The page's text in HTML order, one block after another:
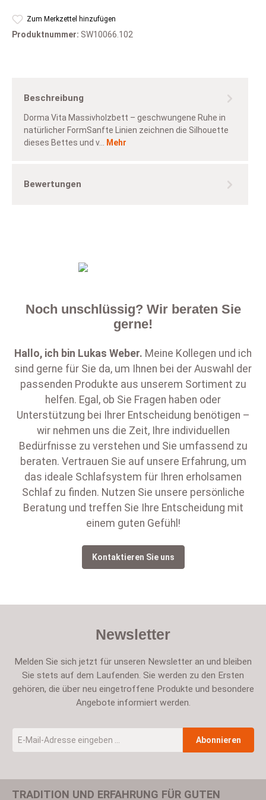
Zum Merkzettel hinzufügen
Produktnummer: SW10066.102
Beschreibung
Dorma Vita Massivholzbett – geschwungene Ruhe in
natürlicher FormSanfte Linien zeichnen die Silhouette
dieses Bettes und v…
Mehr
Bewertungen
Noch unschlüssig? Wir beraten Sie
gerne!
Hallo, ich bin Lukas Weber. Meine Kollegen und ich
sind gerne für Sie da, um Ihnen bei der Auswahl der
passenden Produkte aus unserem Sortiment zu
helfen. Egal, ob Sie Fragen haben oder
Unterstützung bei Ihrer Entscheidung benötigen –
wir nehmen uns die Zeit, Ihre individuellen
Bedürfnisse zu verstehen und Sie umfassend zu
beraten. Vertrauen Sie auf unsere Erfahrung, um
das ideale Schlafsystem für Ihren erholsamen
Schlaf zu finden. Nutzen Sie unsere persönliche
Beratung und treffen Sie Ihre Entscheidung mit
einem guten Gefühl!
Kontaktieren Sie uns
Newsletter
Melden Sie sich jetzt für unseren Newsletter an und bleiben
Sie stets auf dem Laufenden. Sie werden zu den Ersten
gehören, die über neu eingetroffene Produkte und besondere
Angebote informiert werden.
Abonnieren
TRADITION UND ERFAHRUNG FÜR GUTEN